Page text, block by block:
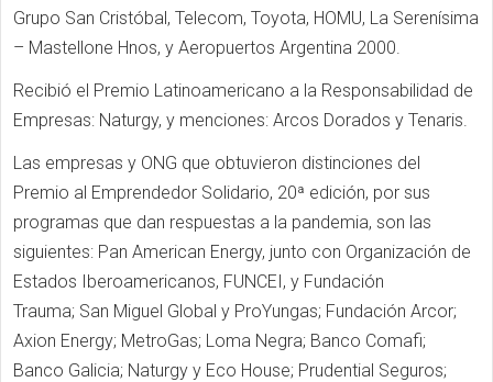
Grupo San Cristóbal, Telecom, Toyota, HOMU, La Serenísima
– Mastellone Hnos, y Aeropuertos Argentina 2000.
Recibió el Premio Latinoamericano a la Responsabilidad de
Empresas: Naturgy, y menciones: Arcos Dorados y Tenaris.
Las empresas y ONG que obtuvieron distinciones del
Premio al Emprendedor Solidario, 20ª edición, por sus
programas que dan respuestas a la pandemia, son las
siguientes: Pan American Energy, junto con Organización de
Estados Iberoamericanos, FUNCEI, y Fundación
Trauma; San Miguel Global y ProYungas; Fundación Arcor;
Axion Energy; MetroGas; Loma Negra; Banco Comafi;
Banco Galicia; Naturgy y Eco House; Prudential Seguros;